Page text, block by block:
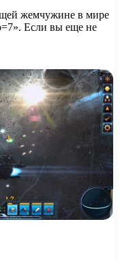
жемчужине в мире
Если вы еще не